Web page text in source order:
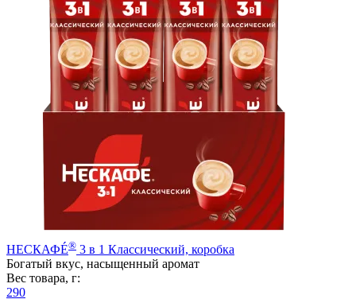
НЕСКАФÉ® 3 в 1 Классический, коробка
Богатый вкус, насыщенный аромат
Вес товара, г:
290